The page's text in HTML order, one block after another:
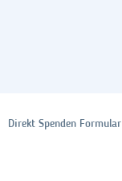
Direkt Spenden Formular